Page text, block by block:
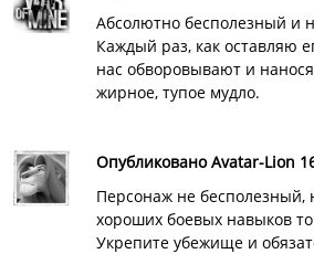
Абсолютно бесполезный и
Каждый раз, как оставляю
нас обворовывают и
жирное, тупое мудло.
Опубликовано Avatar-Lion
Персонаж не бесполезный,
хороших боевых навыков
Укрепите убежище и